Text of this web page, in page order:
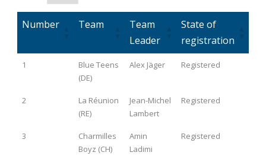
Number Team
Team
Leader
State of
registration
Number
Team
Team
State of
1
Blue Teens
(DE)
Alex Jäger Registered
2
La Réunion
(RE)
Jean-Michel
Lambert
Registered
3
Charmilles
Boyz (CH)
Amin
Ladimi
Registered